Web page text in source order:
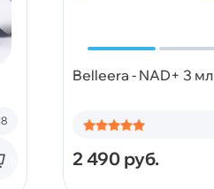
Belleera - NAD+ 3 мл
2 490 руб.